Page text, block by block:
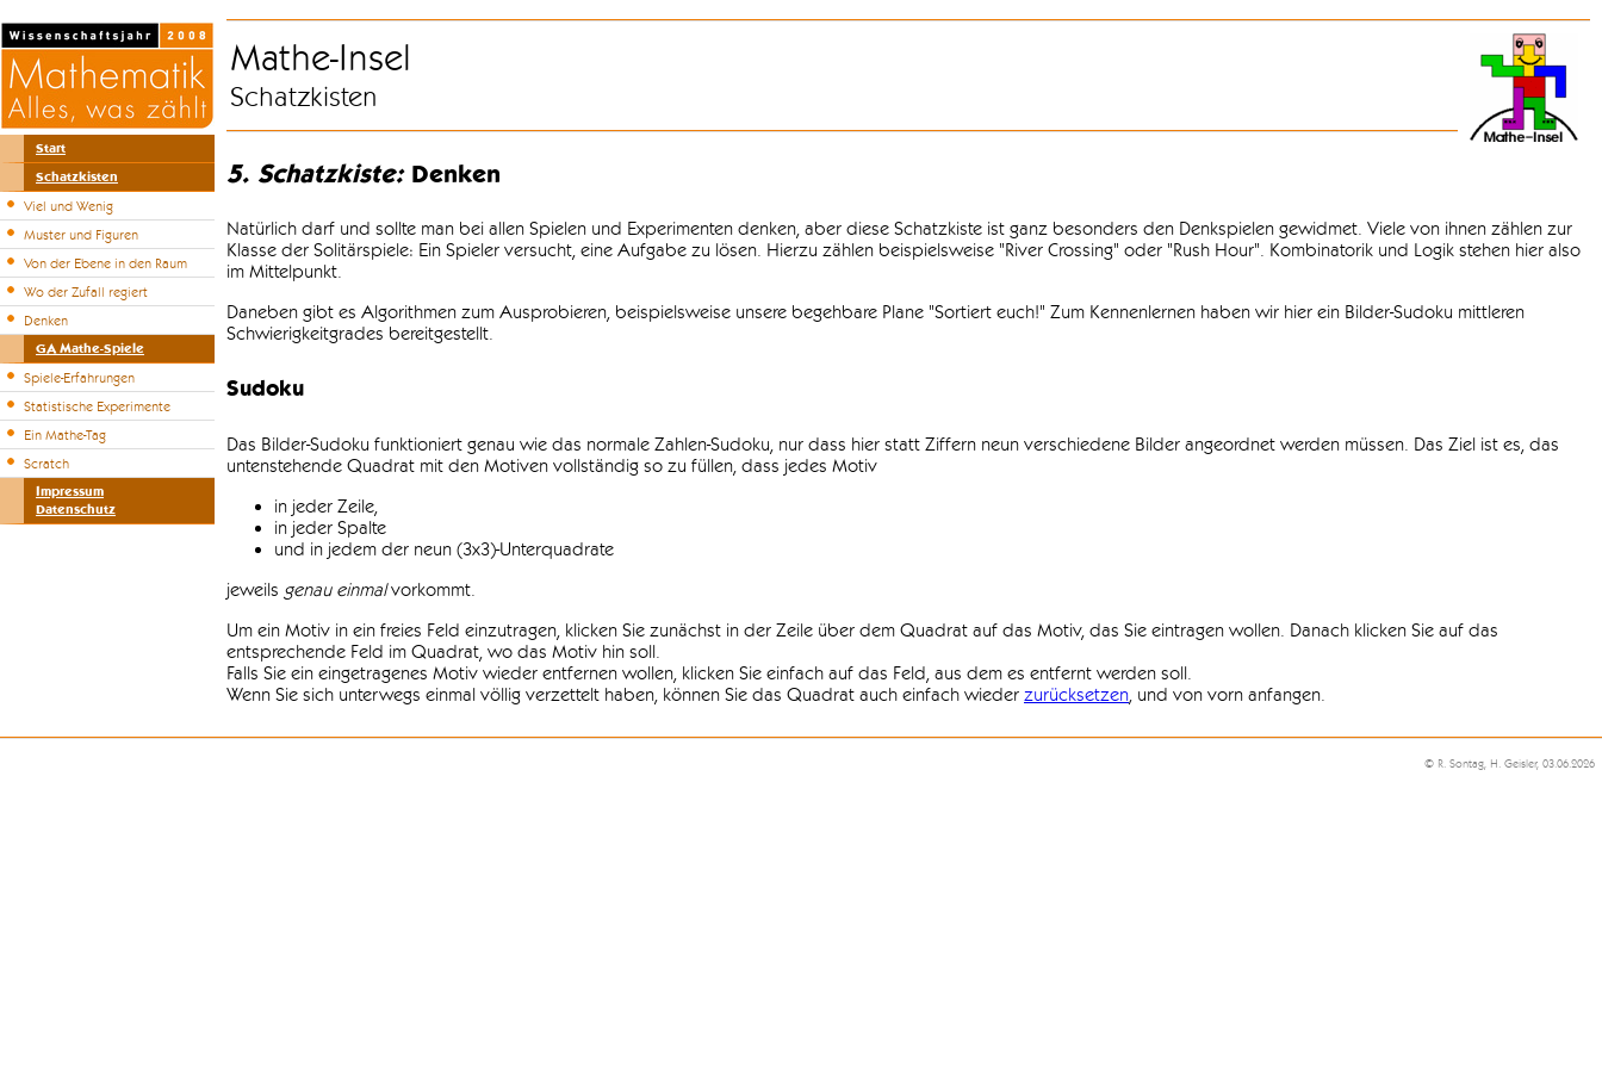
Start
Schatzkisten
Viel und Wenig
Muster und Figuren
Von der Ebene in den Raum
Wo der Zufall regiert
Denken
GA Mathe-Spiele
Spiele-Erfahrungen
Statistische Experimente
Ein Mathe-Tag
Scratch
Impressum
Datenschutz
Mathe-Insel
Schatzkisten
5. Schatzkiste:Denken
Natürlich darf und sollte man bei allen Spielen und Experimenten denken, aber diese Schatzkiste ist ganz besonders den Denkspielen gewidmet. Viele von ihnen zählen zur
Klasse der Solitärspiele: Ein Spieler versucht, eine Aufgabe zu lösen. Hierzu zählen beispielsweise "River Crossing" oder "Rush Hour". Kombinatorik und Logik stehen hier also
im Mittelpunkt.
Daneben gibt es Algorithmen zum Ausprobieren, beispielsweise unsere begehbare Plane "Sortiert euch!" Zum Kennenlernen haben wir hier ein Bilder-Sudoku mittleren
Schwierigkeitgrades bereitgestellt.
Sudoku
Das Bilder-Sudoku funktioniert genau wie das normale Zahlen-Sudoku, nur dass hier statt Ziffern neun verschiedene Bilder angeordnet werden müssen. Das Ziel ist es, das
untenstehende Quadrat mit den Motiven vollständig so zu füllen, dass jedes Motiv
in jeder Zeile,
in jeder Spalte
und in jedem der neun (3x3)-Unterquadrate
jeweils genau einmalvorkommt.
Um ein Motiv in ein freies Feld einzutragen, klicken Sie zunächst in der Zeile über dem Quadrat auf das Motiv, das Sie eintragen wollen. Danach klicken Sie auf das
entsprechende Feld im Quadrat, wo das Motiv hin soll.
Falls Sie ein eingetragenes Motiv wieder entfernen wollen, klicken Sie einfach auf das Feld, aus dem es entfernt werden soll.
Wenn Sie sich unterwegs einmal völlig verzettelt haben, können Sie das Quadrat auch einfach wieder zurücksetzen, und von vorn anfangen.
© R. Sontag, H. Geisler, 03.06.2026